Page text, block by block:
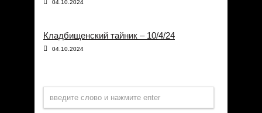
04.10.2024
Кладбищенский тайник – 10/4/24
04.10.2024